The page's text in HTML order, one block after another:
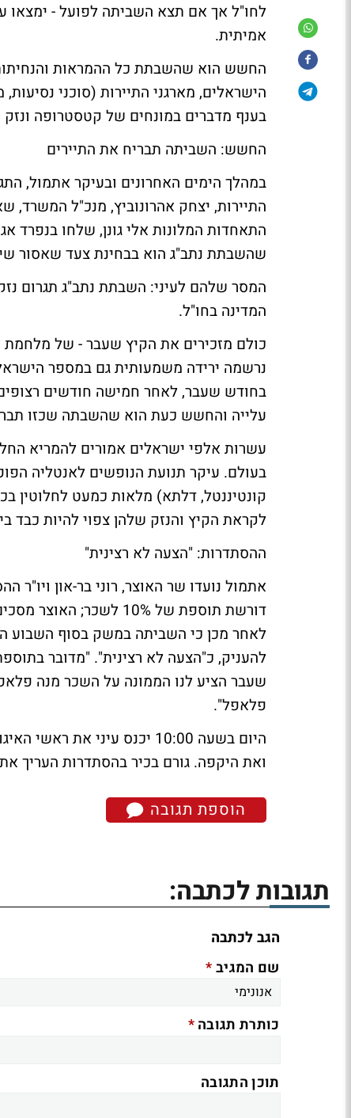
לחו"ל אך אם תצא השביתה לפועל - ימצאו
אמיתית.
החשש הוא שהשבתת כל ההמראות
הישראלים, מארגני התיירות (סוכני
בענף מדברים במונחים של קטסטרופה
החשש: השביתה תבריח את התיירים
במהלך הימים האחרונים ובעיקר אתמול,
התיירות, יצחק אהרונוביץ, מנכ"ל המשרד,
התאחדות המלונות אלי גונן, שלחו בנפרד
שהשבתת נתב"ג הוא בבחינת צעד שאסור
המסר שלהם לעיני: השבתת נתב"ג תגרום
המדינה בחו"ל.
כולם מזכירים את הקיץ שעבר - של מלחמת
נרשמה ירידה משמעותית גם במספר
עלייה והחשש כעת הוא שהשבתה שכזו
עשרות אלפי ישראלים אמורים להמריא
בעולם. עיקר תנועת הנופשים לאנטליה
קונטיננטל, דלתא) מלאות כמעט לחלוטין
לקראת הקיץ והנזק שלהן צפוי להיות כבד
ההסתדרות: "הצעה לא רצינית"
אתמול נועדו שר האוצר, רוני בר-און
לאחר מכן כי השביתה במשק בסוף השבוע
להעניק, כ"הצעה לא רצינית". "מדובר
שעבר הציע לנו הממונה על השכר מנה
פלאפל".
היום בשעה 10:00 יכנס עיני
ואת היקפה. גורם בכיר בהסתדרות העריך
הוספת תגובה
תגובות לכתבה:
הגב לכתבה
שם המגיב*
כותרת תגובה*
תוכן התגובה